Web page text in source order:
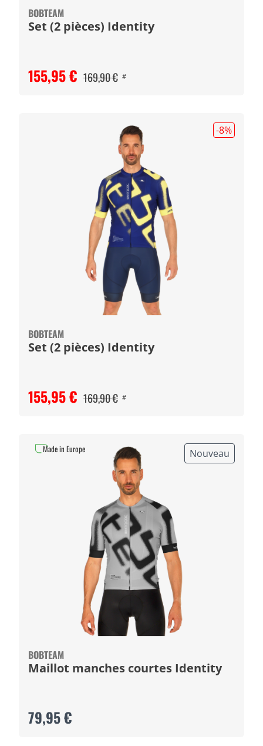
BOBTEAM
Set (2 pièces) Identity
155,95 € 169,90 € #
-8%
BOBTEAM
Set (2 pièces) Identity
155,95 € 169,90 € #
Nouveau
BOBTEAM
Maillot manches courtes Identity
79,95 €
Made in Europe